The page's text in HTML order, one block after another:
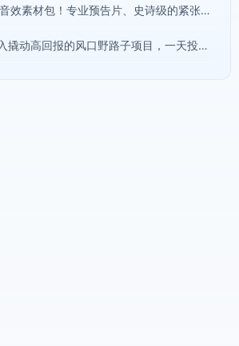
4400+个史诗级音效素材包！专业预告片、史诗级的紧张感与氛围声音包，中文分类，超级精选包
橡木计划，小投入撬动高回报的风口野路子项目，一天投入2小时左右